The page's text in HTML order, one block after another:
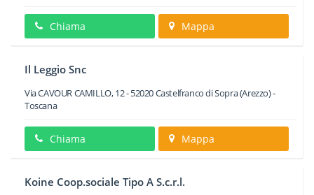
Chiama Mappa
Il Leggio Snc
Via CAVOUR CAMILLO, 12-52020Castelfranco di Sopra(Arezzo) -
Toscana
Chiama Mappa
Koine Coop.sociale Tipo A S.c.r.l.